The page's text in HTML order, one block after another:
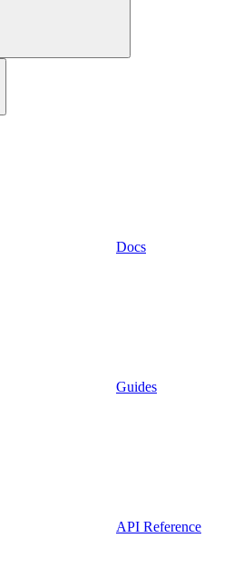
Docs
Guides
API Reference